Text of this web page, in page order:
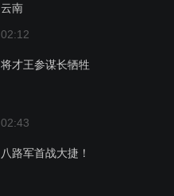
云南
02:12
将才王参谋长牺牲
02:43
八路军首战大捷！